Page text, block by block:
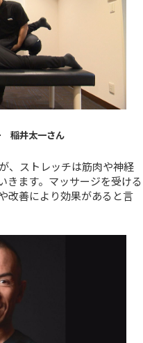
稲井太一さん
、ストレッチは筋肉や神経
きます。マッサージを受ける
改善により効果があると言